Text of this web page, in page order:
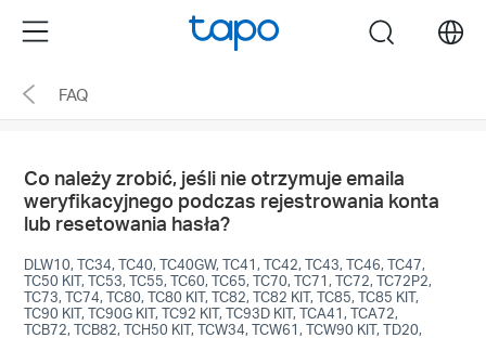
the
navigation
Menu search
FAQ
Co należy zrobić, jeśli nie otrzymuje emaila
weryfikacyjnego podczas rejestrowania konta
lub resetowania hasła?
DLW10, TC34, TC40, TC40GW, TC41, TC42, TC43, TC46, TC47,
TC50 KIT, TC53, TC55, TC60, TC65, TC70, TC71, TC72, TC72P2,
TC73, TC74, TC80, TC80 KIT, TC82, TC82 KIT, TC85, TC85 KIT,
TC90 KIT, TC90G KIT, TC92 KIT, TC93D KIT, TCA41, TCA72,
TCB72, TCB82, TCH50 KIT, TCW34, TCW61, TCW90 KIT, TD20,